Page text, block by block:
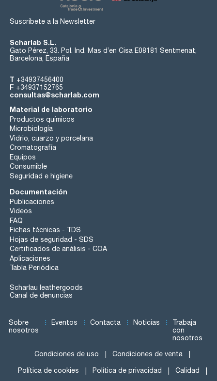
Suscríbete a la Newsletter
Scharlab S.L.
Gato Pérez, 33. Pol. Ind. Mas d’en Cisa E08181 Sentmenat,
Barcelona, España
T +34937456400
F +34937152765
consultas@scharlab.com
Material de laboratorio
Productos químicos
Microbiología
Vidrio, cuarzo y porcelana
Cromatografía
Equipos
Consumible
Seguridad e higiene
Documentación
Publicaciones
Videos
FAQ
Fichas técnicas - TDS
Hojas de seguridad - SDS
Certificados de análisis - COA
Aplicaciones
Tabla Periódica
Scharlau leathergoods
Canal de denuncias
Sobre
nosotros
Eventos Contacta Noticias
Trabaja
con
nosotros
Condiciones de uso Condiciones de venta
Política de cookies Política de privacidad Calidad